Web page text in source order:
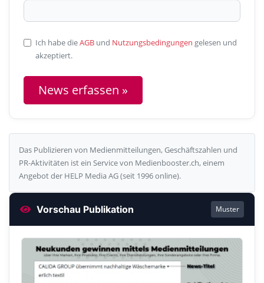
Ich habe dieAGB und Nutzungsbedingungen gelesen und
akzeptiert.
News erfassen »
Das Publizieren von Medienmitteilungen, Geschäftszahlen und
PR-Aktivitäten ist ein Service von Medienbooster.ch, einem
Angebot der HELP Media AG (seit 1996 online).
Vorschau Publikation Muster